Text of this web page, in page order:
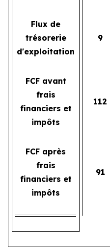
Flux de
trésorerie
d'exploitation
9
FCF avant
frais
financiers et
impôts
112
FCF après
frais
financiers et
impôts
91